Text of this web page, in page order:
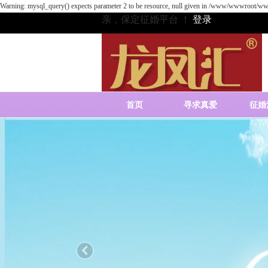
Warning: mysql_query() expects parameter 2 to be resource, null given in /www/wwwroot/
亲，保定征婚平台 ！ 登录
首页 寻求真爱 征婚